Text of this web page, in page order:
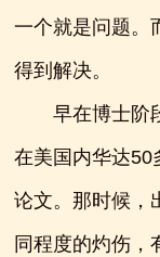
一个就是问题。
得到解决。
早在博士阶段
在美国内华达50
论文。那时候，
同程度的灼伤，